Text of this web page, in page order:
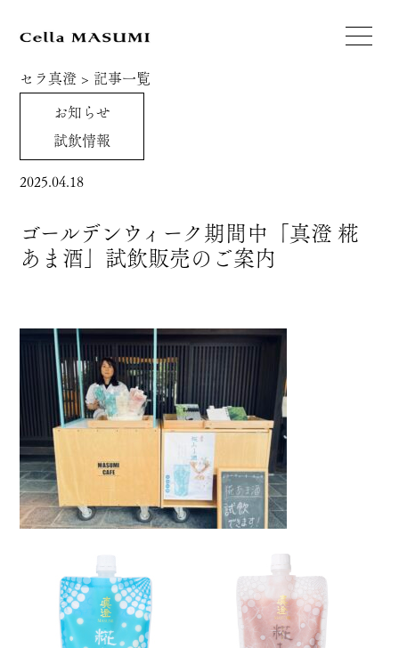
セラ真澄 > 記事一覧
お知らせ
試飲情報
2025.04.18
ゴールデンウィーク期間中「真澄 糀
あま酒」試飲販売のご案内